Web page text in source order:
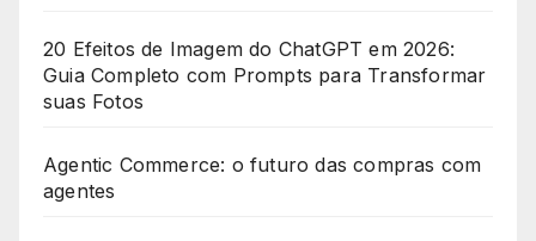
20 Efeitos de Imagem do ChatGPT em 2026:
Guia Completo com Prompts para Transformar
suas Fotos
Agentic Commerce: o futuro das compras com
agentes